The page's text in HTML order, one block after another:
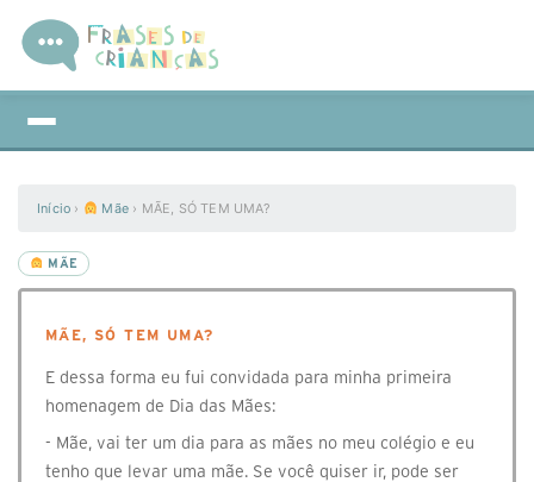
Início › Mãe › MÃE, SÓ TEM UMA?
MÃE
MÃE, SÓ TEM UMA?
E dessa forma eu fui convidada para minha primeira
homenagem de Dia das Mães:
- Mãe, vai ter um dia para as mães no meu colégio e eu
tenho que levar uma mãe. Se você quiser ir, pode ser